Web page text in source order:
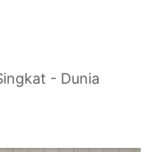
- Dunia